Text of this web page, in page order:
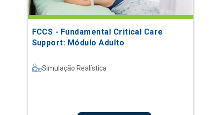
FCCS - Fundamental Critical Care
Support: Módulo Adulto
Simulação Realística